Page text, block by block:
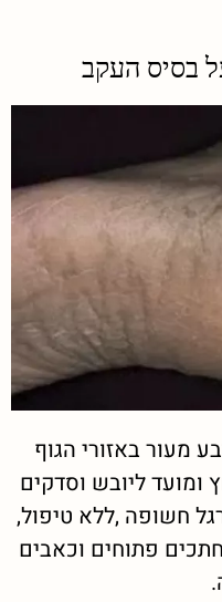
בסיס העקב
מעור באזורי הגוף
ומועד ליובש וסדקים
חשופה ,ללא טיפול,
פתוחים וכאבים